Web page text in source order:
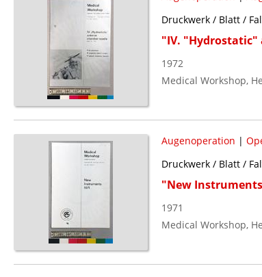
Druckwerk / Blatt /
"IV. "Hydrostatic"
1972
Medical Workshop,
Augenoperation |
Druckwerk / Blatt /
"New
1971
Medical Workshop,